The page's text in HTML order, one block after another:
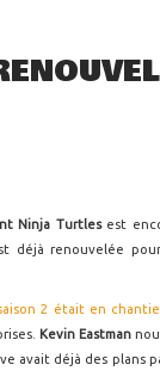
Ninja Turtlesest
déjà renouvelée
2 était en
Kevin Eastman
avait déjà des plans